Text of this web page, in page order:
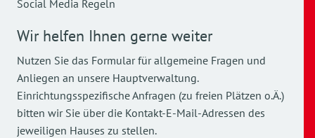
Social Media Regeln
Wir helfen Ihnen gerne weiter
Nutzen Sie das Formular für allgemeine Fragen und
Anliegen an unsere Hauptverwaltung.
Einrichtungsspezifische Anfragen (zu freien Plätzen o.Ä.)
bitten wir Sie über die Kontakt-E-Mail-Adressen des
jeweiligen Hauses zu stellen.